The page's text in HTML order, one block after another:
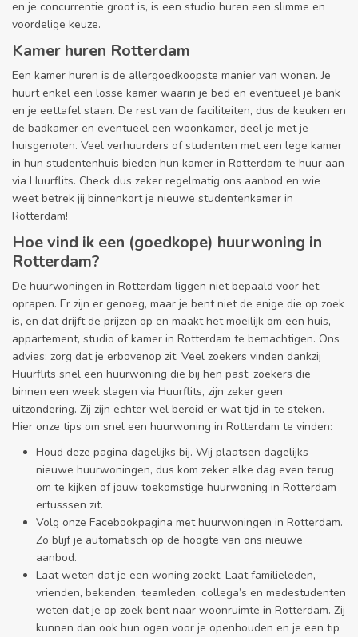
en je concurrentie groot is, is een studio huren een slimme en
voordelige keuze.
Kamer huren Rotterdam
Een kamer huren is de allergoedkoopste manier van wonen. Je
huurt enkel een losse kamer waarin je bed en eventueel je bank
en je eettafel staan. De rest van de faciliteiten, dus de keuken en
de badkamer en eventueel een woonkamer, deel je met je
huisgenoten. Veel verhuurders of studenten met een lege kamer
in hun studentenhuis bieden hun kamer in Rotterdam te huur aan
via Huurflits. Check dus zeker regelmatig ons aanbod en wie
weet betrek jij binnenkort je nieuwe studentenkamer in
Rotterdam!
Hoe vind ik een (goedkope) huurwoning in
Rotterdam?
De huurwoningen in Rotterdam liggen niet bepaald voor het
oprapen. Er zijn er genoeg, maar je bent niet de enige die op zoek
is, en dat drijft de prijzen op en maakt het moeilijk om een huis,
appartement, studio of kamer in Rotterdam te bemachtigen. Ons
advies: zorg dat je erbovenop zit. Veel zoekers vinden dankzij
Huurflits snel een huurwoning die bij hen past: zoekers die
binnen een week slagen via Huurflits, zijn zeker geen
uitzondering. Zij zijn echter wel bereid er wat tijd in te steken.
Hier onze tips om snel een huurwoning in Rotterdam te vinden:
Houd deze pagina dagelijks bij. Wij plaatsen dagelijks
nieuwe huurwoningen, dus kom zeker elke dag even terug
om te kijken of jouw toekomstige huurwoning in Rotterdam
ertusssen zit.
Volg onze Facebookpagina met huurwoningen in Rotterdam.
Zo blijf je automatisch op de hoogte van ons nieuwe
aanbod.
Laat weten dat je een woning zoekt. Laat familieleden,
vrienden, bekenden, teamleden, collega’s en medestudenten
weten dat je op zoek bent naar woonruimte in Rotterdam. Zij
kunnen dan ook hun ogen voor je openhouden en je een tip